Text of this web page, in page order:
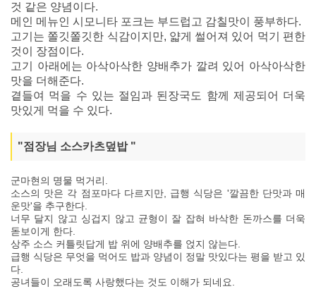
것 같은 양념이다.
메인 메뉴인 시모니타 포크는 부드럽고 감칠맛이 풍부하다.
고기는 쫄깃쫄깃한 식감이지만, 얇게 썰어져 있어 먹기 편한
것이 장점이다.
고기 아래에는 아삭아삭한 양배추가 깔려 있어 아삭아삭한
맛을 더해준다.
곁들여 먹을 수 있는 절임과 된장국도 함께 제공되어 더욱
맛있게 먹을 수 있다.
"점장님 소스카츠덮밥 "
군마현의 명물 먹거리.
소스의 맛은 각 점포마다 다르지만, 급행 식당은 '깔끔한 단맛과 매
운맛'을 추구한다.
너무 달지 않고 싱겁지 않고 균형이 잘 잡혀 바삭한 돈까스를 더욱
돋보이게 한다.
상주 소스 커틀릿답게 밥 위에 양배추를 얹지 않는다.
급행 식당은 무엇을 먹어도 밥과 양념이 정말 맛있다는 평을 받고 있
다.
공녀들이 오래도록 사랑했다는 것도 이해가 되네요.